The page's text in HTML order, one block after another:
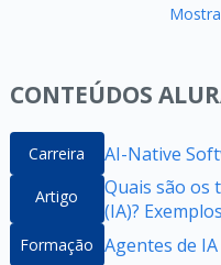
CONTEÚDOS
Carreira AI-Native
Artigo
Quais são os
(IA)?
Formação Agentes de